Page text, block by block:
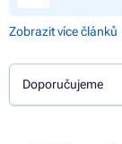
Zobrazit více článků
Doporučujeme